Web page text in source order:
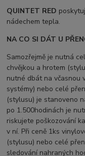
QUINTET RED
nádechem tepla.
NA CO SI DÁT U
Samozřejmě je nutná
chvějkou a hrotem
nutné dbát na včasnou
systémy) nebo celé
(stylusu) je stanoveno
po 1.500hodinách je
riskujete poškozování
v ní. Při ceně 1ks
(stylusu) nebo celé
sledování nahraných